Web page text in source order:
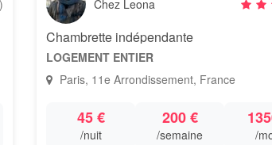
Chez Leona
Chambrette indépendante
LOGEMENT ENTIER
Paris, 11e Arrondissement, France
45 €
/nuit
200 €
/semaine /